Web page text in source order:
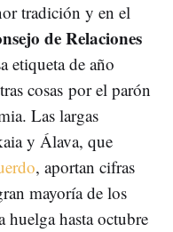
tradición y en el
de Relaciones
etiqueta de año
cosas por el parón
Las largas
y Álava, que
, aportan cifras
mayoría de los
huelga hasta octubre